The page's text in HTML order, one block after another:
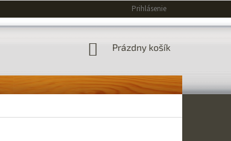
Prihlásenie
NÁKUPNÝ
Prázdny košík